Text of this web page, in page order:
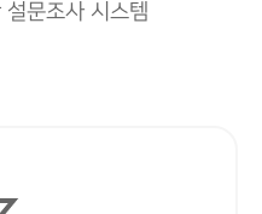
문조사 시스템